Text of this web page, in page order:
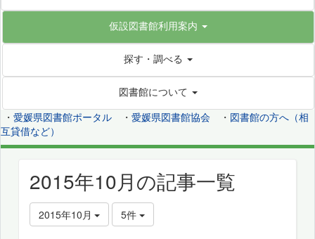
仮設図書館利用案内
探す・調べる
図書館について
・ 愛媛県図書館ポータル ・ 愛媛県図書館協会 ・ 図書館の方へ（相
互貸借など）
2015年10月の記事一覧
2015年10月 5件